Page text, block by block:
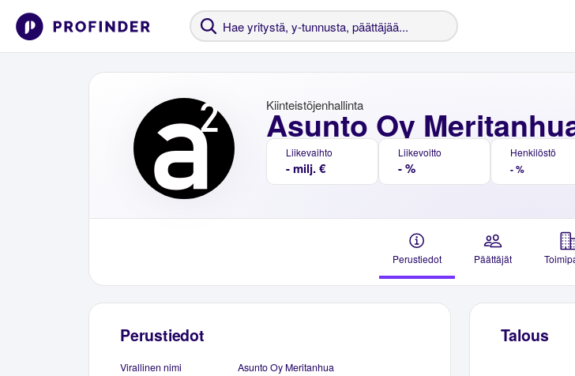
Asunto Oy
Kiinteistöjenhallinta
Liikevaihto
- milj. €
Liikevoitto
- %
Henkilöstö
- %
Perustiedot Päättäjät
Perustiedot
Virallinen nimi
Asunto Oy Meritanhua
Talous